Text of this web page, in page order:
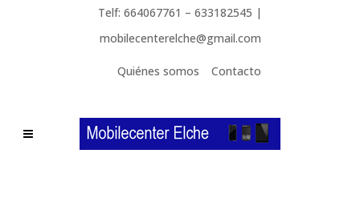
Telf: 664067761 – 633182545 |
mobilecenterelche@gmail.com
Quiénes somos Contacto